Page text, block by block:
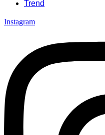
Trend
Instagram